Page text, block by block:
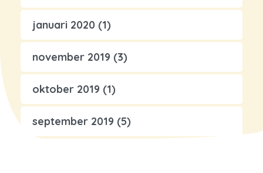
januari 2020 (1)
november 2019 (3)
oktober 2019 (1)
september 2019 (5)